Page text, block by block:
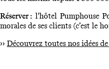
Réserver : l'hôtel Pumphouse
morales de ses clients (c’est le
›› Découvrez toutes nos idées